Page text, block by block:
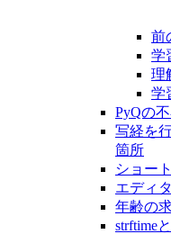
前
学
理
学
PyQの
写経を
箇所
ショー
エディ
年齢の
strftime